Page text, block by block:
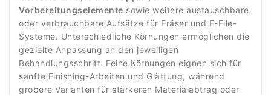
Vorbereitungselemente sowie weitere austauschbare
oder verbrauchbare Aufsätze für Fräser und E-File-
Systeme. Unterschiedliche Körnungen ermöglichen die
gezielte Anpassung an den jeweiligen
Behandlungsschritt. Feine Körnungen eignen sich für
sanfte Finishing-Arbeiten und Glättung, während
grobere Varianten für stärkeren Materialabtrag oder